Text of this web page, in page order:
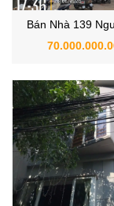
Bán Nhà 139
Thanh, Phường